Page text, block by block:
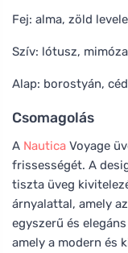
Fej: alma, zöld
Szív: lótusz, mimóza
Alap: borostyán,
Csomagolás
A Nautica Voyage
frissességét. A
tiszta üveg
árnyalattal, amely
egyszerű és
amely a modern és